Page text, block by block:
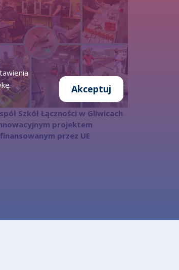
07.08.2026
Szkół Łączności w Gliwicach
projektem
przez UE
Akceptuj